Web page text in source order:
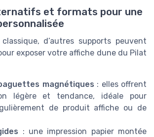
et formats pour une
d’autres supports peuvent
exposer votre affiche dune du Pilat
magnétiques : elles offrent
légère et tendance, idéale pour
de produit affiche ou de
: une impression papier montée